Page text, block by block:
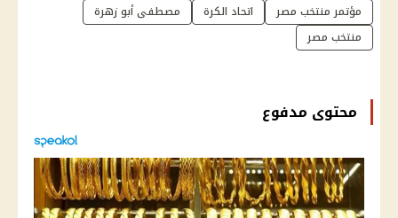
مؤتمر منتخب مصر
اتحاد الكرة
مصطفى أبو زهرة
منتخب مصر
محتوى مدفوع